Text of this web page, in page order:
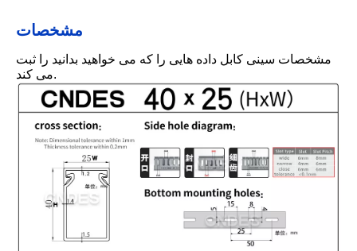
مشخصات
مشخصات سینی کابل داده هایی را که می خواهید بدانید را ثبت
می کند.